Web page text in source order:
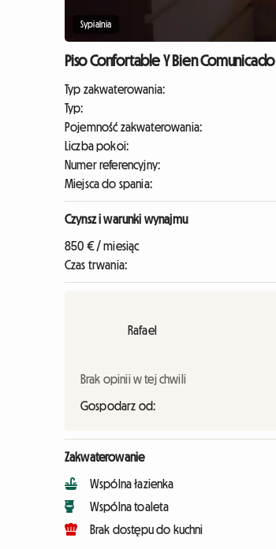
Sypialnia
Piso Confortable Y Bien Comunicado
Typ zakwaterowania:
Typ:
Pojemność zakwaterowania:
Liczba pokoi:
Numer referencyjny:
Miejsca do spania:
Czynsz i warunki wynajmu
850 € / miesiąc
Czas trwania:
Rafael
Brak opinii w tej chwili
Gospodarz od:
Zakwaterowanie
Wspólna łazienka
Wspólna toaleta
Brak dostępu do kuchni